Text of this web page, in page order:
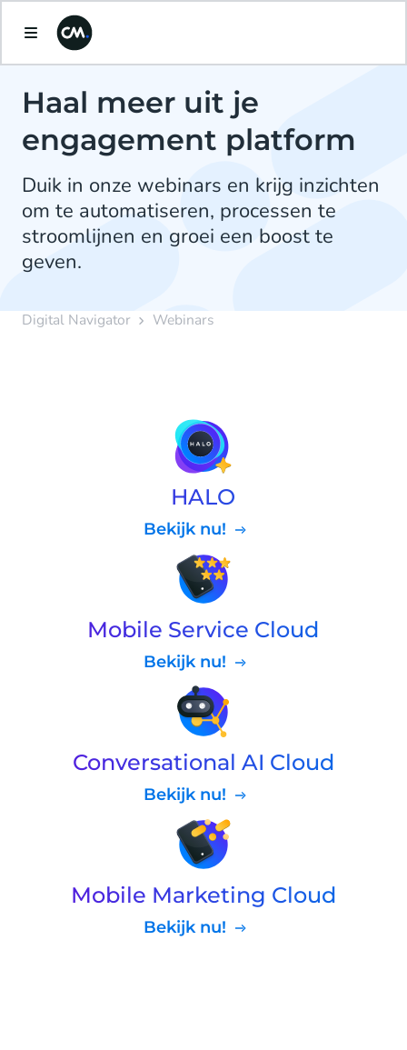
Haal meer uit je
engagement platform
Duik in onze webinars en krijg inzichten
om te automatiseren, processen te
stroomlijnen en groei een boost te
geven.
Digital Navigator Webinars
HALO
Bekijk nu!
Mobile Service Cloud
Bekijk nu!
Conversational AI Cloud
Bekijk nu!
Mobile Marketing Cloud
Bekijk nu!